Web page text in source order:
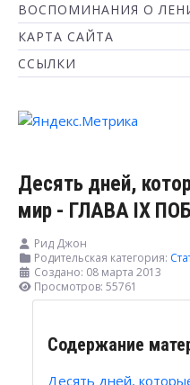
ВОСПОМИНАНИЯ О
КАРТА САЙТА
ССЫЛКИ
Десять дней,
мир - ГЛАВА IX
Рид Джон
Родительская категория:
Создано: 08 марта 2013
Просмотров: 55761
Содержание
Десять дней,